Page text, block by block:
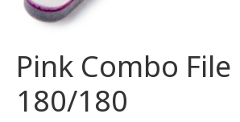
Pink Combo File
180/180